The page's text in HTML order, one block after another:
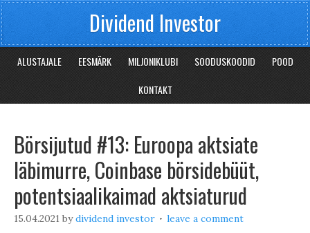
Dividend Investor
ALUSTAJALE EESMÄRK MILJONIKLUBI SOODUSKOODID
POOD
KONTAKT
Börsijutud #13: Euroopa aktsiate
läbimurre, Coinbase börsidebüüt,
potentsiaalikaimad aktsiaturud
15.04.2021 bydividend investor leave a comment